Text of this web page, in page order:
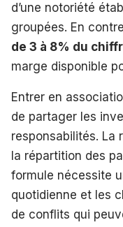
d’une notoriété
groupées. En
de 3 à 8% du
marge disponible
Entrer en
de partager les
responsabilités. La
la répartition des
formule nécessite
quotidienne et les
de conflits qui